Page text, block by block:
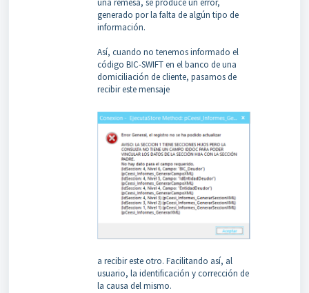
una remesa, se produce un error,
generado por la falta de algún tipo de
información.
Así, cuando no tenemos informado el
código BIC-SWIFT en el banco de una
domiciliación de cliente, pasamos de
recibir este mensaje
a recibir este otro. Facilitando así, al
usuario, la identificación y corrección de
la causa del mismo.